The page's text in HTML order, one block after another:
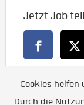
Jetzt Job
Zurück
Cookies helfen
Durch die